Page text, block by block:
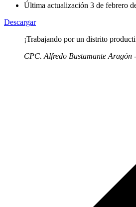
Última actualización 3 de febrero
Descargar
¡Trabajando por un distrito
CPC. Alfredo Bustamante Aragón